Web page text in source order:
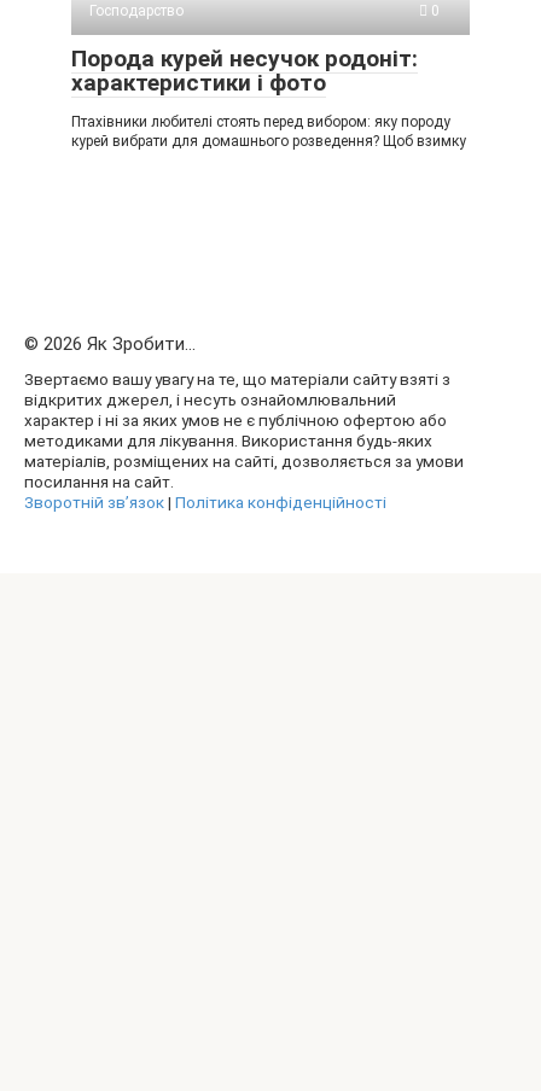
Господарство
0
Порода курей несучок родоніт:
характеристики і фото
Птахівники любителі стоять перед вибором: яку породу
курей вибрати для домашнього розведення? Щоб взимку
© 2026 Як Зробити...
Звертаємо вашу увагу на те, що матеріали сайту взяті з
відкритих джерел, і несуть ознайомлювальний
характер і ні за яких умов не є публічною офертою або
методиками для лікування. Використання будь-яких
матеріалів, розміщених на сайті, дозволяється за умови
посилання на сайт.
Зворотній зв’язок| Політика конфіденційності